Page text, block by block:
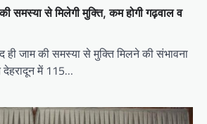
समस्या से मिलेगी मुक्ति, कम होगी गढ़वाल व
ही जाम की समस्या से मुक्ति मिलने की संभावना
में 115…